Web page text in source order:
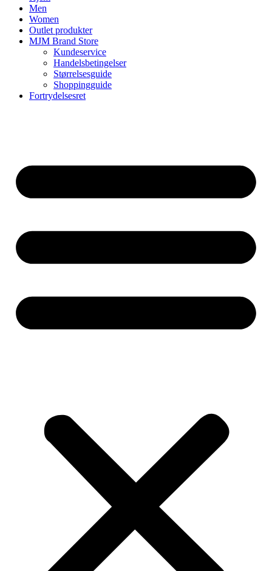
Men
Women
Outlet produkter
MJM Brand Store
Kundeservice
Handelsbetingelser
Størrelsesguide
Shoppingguide
Fortrydelsesret